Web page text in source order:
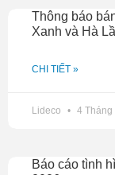
Thông báo
Xanh và Hà
CHI TIẾT »
Lideco 4 Tháng
Báo cáo tình